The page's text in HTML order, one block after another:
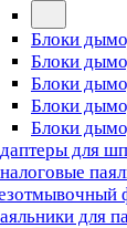
Блоки
Блоки
Блоки
Блоки
Блоки
для
для